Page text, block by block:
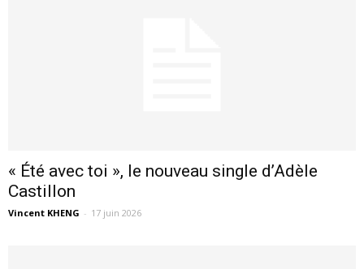
« Été avec toi », le nouveau single d’Adèle
Castillon
Vincent KHENG - 17 juin 2026